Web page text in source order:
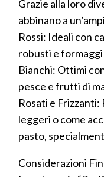
Grazie alla loro
abbinano a
Rossi: Ideali con
robusti e
Bianchi: Ottimi
pesce e frutti di
Rosati e
leggeri o come
pasto,
Considerazioni